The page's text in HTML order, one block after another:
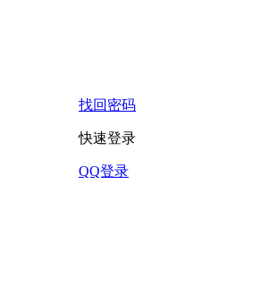
找回密码
快速登录
QQ登录